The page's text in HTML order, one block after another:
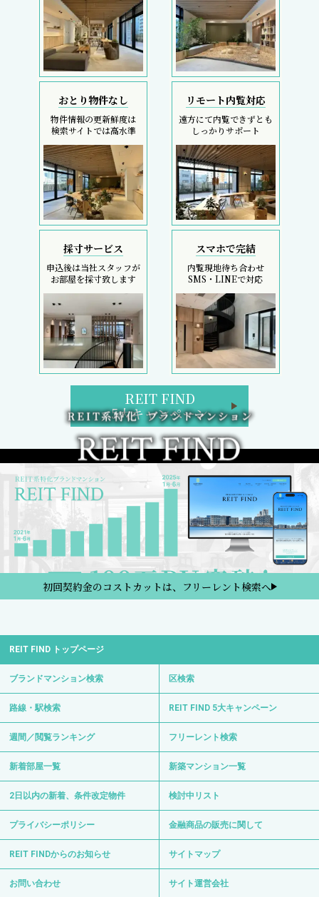
おとり物件なし
物件情報の更新鮮度は
検索サイトでは高水準
リモート内覧対応
遠方にて内覧できずとも
しっかりサポート
採寸サービス
申込後は当社スタッフが
お部屋を採寸致します
スマホで完結
内覧現地待ち合わせ
SMS・LINEで対応
REIT FIND
5大キャンペーン
初回契約金のコストカットは、フリーレント検索へ
REIT FIND トップページ
ブランドマンション検索 区検索
路線・駅検索 REIT FIND 5大キャンペーン
週間／閲覧ランキング フリーレント検索
新着部屋一覧 新築マンション一覧
2日以内の新着、条件改定物件 検討中リスト
プライバシーポリシー 金融商品の販売に関して
REIT FINDからのお知らせ サイトマップ
お問い合わせ サイト運営会社